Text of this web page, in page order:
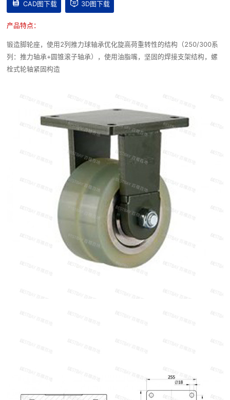
 CAD图下载  3D图下载
产品特点：
锻造脚轮座，使用2列推力球轴承优化旋高荷重转性的结构（250/300系
列：推力轴承+圆锥滚子轴承），使用油脂嘴，坚固的焊接支架结构，螺
栓式轮轴紧固构造